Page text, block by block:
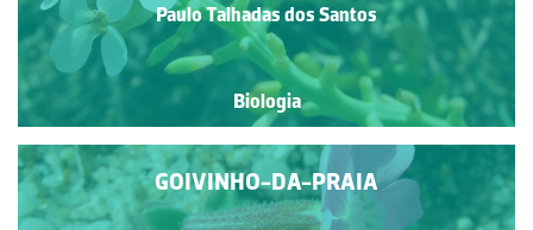
Paulo Talhadas dos Santos
Biologia
GOIVINHO-DA-PRAIA